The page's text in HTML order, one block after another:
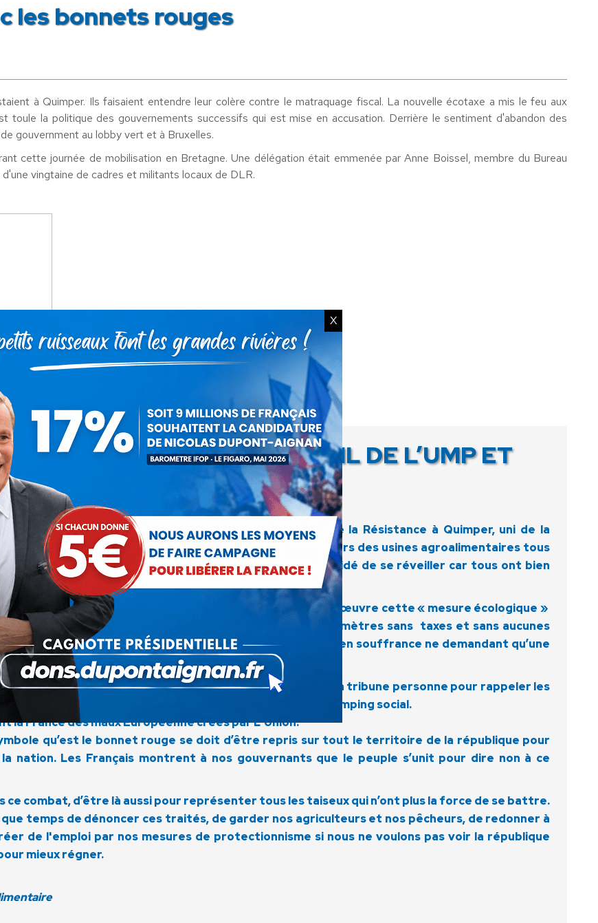
les bonnets rouges
à Quimper. Ils faisaient entendre leur colère contre le matraquage fiscal. La nouvelle écotaxe a mis le feu aux
toule la politique des gouvernements successifs qui est mise en accusation. Derrière le sentiment d'abandon des
gouvernment au lobby vert et à Bruxelles.
cette journée de mobilisation en Bretagne. Une délégation était emmenée par Anne Boissel, membre du Bureau
vingtaine de cadres et militants locaux de DLR.
BOISSEL
DU FRUIT DU TRAVAIL DE L’UMP ET
peuple uni de l’ouest de la France s’est réuni place de la Résistance à Quimper, uni de la
passant par les agriculteurs, marins-pêcheurs , ouvriers des usines agroalimentaires tous
de cette manifestation. C’est toute une filière qui a décidé de se réveiller car tous ont bien
de cette chaîne.
cette manifestation. Tout d’abord, les élus qui ont mis en œuvre cette « mesure écologique »
alimentaires qui parcourent des milliers de kilomètres sans taxes et sans aucunes
car ils ne veulent pas écouter la colère du peuple en souffrance ne demandant qu’une
du mal économique qui ronge nos emplois ! Et oui à la tribune personne pour rappeler les
bien l’article 63 du traité de Lisbonne qui profite au dumping social.
France des maux Européenne créés par L'Union.
qu’est le bonnet rouge se doit d’être repris sur tout le territoire de la république pour
nation. Les Français montrent à nos gouvernants que le peuple s’unit pour dire non à ce
combat, d’être là aussi pour représenter tous les taiseux qui n’ont plus la force de se battre.
que temps de dénoncer ces traités, de garder nos agriculteurs et nos pêcheurs, de redonner à
de l'emploi par nos mesures de protectionnisme si nous ne voulons pas voir la république
mieux régner.
X